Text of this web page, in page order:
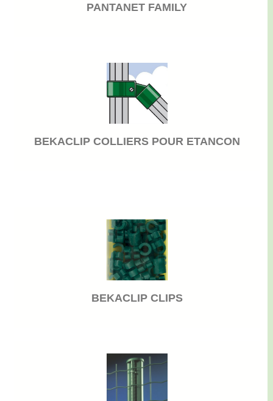
PANTANET FAMILY
BEKACLIP COLLIERS POUR ETANCON
BEKACLIP CLIPS